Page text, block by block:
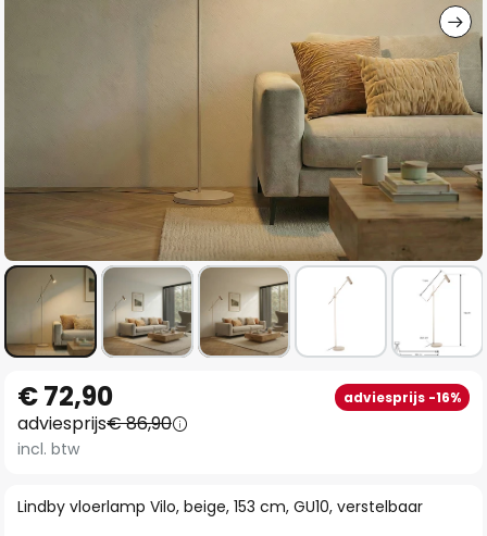
naar
het
begin
de
Lindby vloerlamp Vilo, beige, 153 cm, GU10, verstelbaar
€ 72,90 adviesprijs -16%
adviesprijs€ 86,90
incl. btw